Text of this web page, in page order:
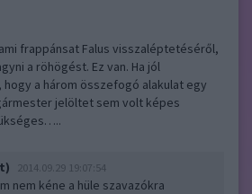
frappánsat Falus visszaléptetéséről,
a röhögést. Ez van. Ha jól
a három összefogó alakulat egy
jelöltet sem volt képes
2014.09.29 19:07:54
nem kéne a hüle szavazókra